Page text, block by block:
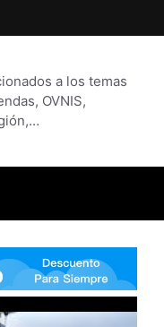
a los temas
OVNIS,